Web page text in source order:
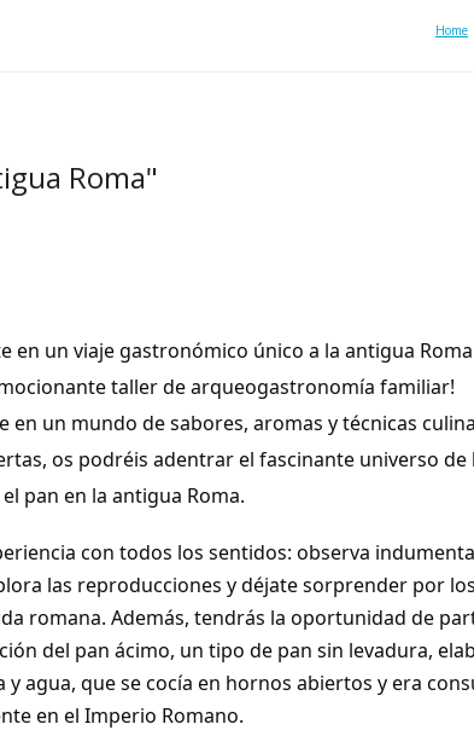
Home
Roma"
en un viaje gastronómico único a la antigua
taller de arqueogastronomía familiar!
en un mundo de sabores, aromas y técnicas
os podréis adentrar el fascinante universo de
pan en la antigua Roma.
con todos los sentidos: observa
las reproducciones y déjate sorprender por
romana. Además, tendrás la oportunidad de
del pan ácimo, un tipo de pan sin levadura,
y agua, que se cocía en hornos abiertos y era
en el Imperio Romano.